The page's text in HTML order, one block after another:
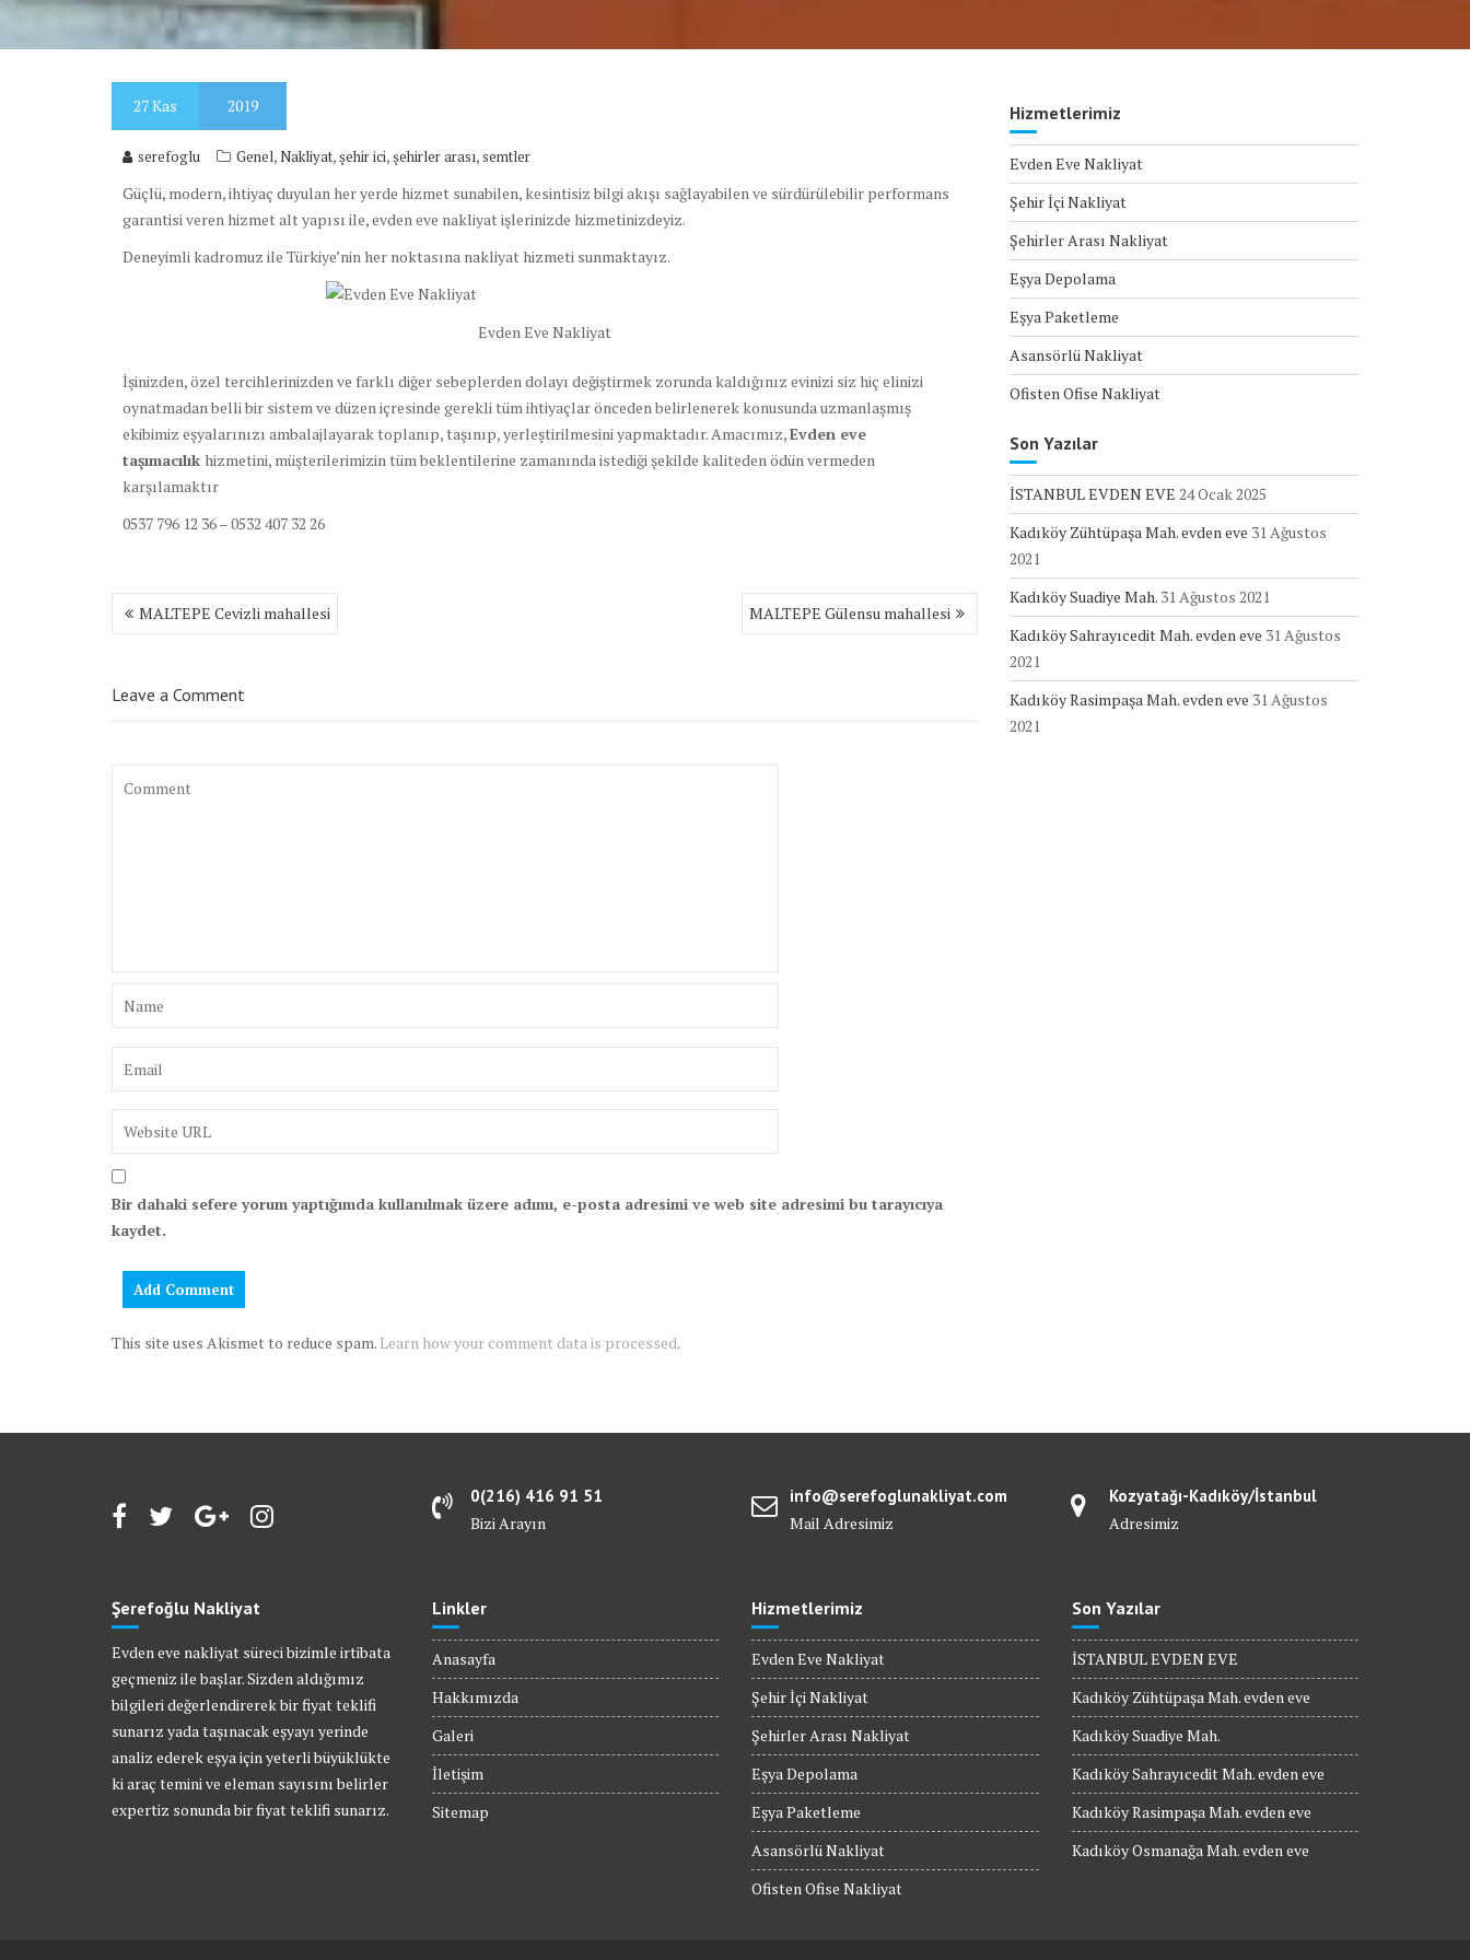
27Kas 2019
serefoglu Genel,Nakliyat,şehir ici,şehirler arası,semtler
Güçlü, modern, ihtiyaç duyulan her yerde hizmet sunabilen, kesintisiz bilgi akışı sağlayabilen ve sürdürülebilir performans
garantisi veren hizmet alt yapısı ile, evden eve nakliyat işlerinizde hizmetinizdeyiz.
Deneyimli kadromuz ile Türkiye’nin her noktasına nakliyat hizmeti sunmaktayız.
Evden Eve Nakliyat
İşinizden, özel tercihlerinizden ve farklı diğer sebeplerden dolayı değiştirmek zorunda kaldığınız evinizi siz hiç elinizi
oynatmadan belli bir sistem ve düzen içresinde gerekli tüm ihtiyaçlar önceden belirlenerek konusunda uzmanlaşmış
ekibimiz eşyalarınızı ambalajlayarak toplanıp, taşınıp, yerleştirilmesini yapmaktadır. Amacımız,Evden eve
taşımacılık hizmetini, müşterilerimizin tüm beklentilerine zamanında istediği şekilde kaliteden ödün vermeden
karşılamaktır
0537 796 12 36 – 0532 407 32 26
Yazı
dolaşımı
MALTEPE Cevizli mahallesi MALTEPE Gülensu mahallesi
Leave a Comment
Bir dahaki sefere yorum yaptığımda kullanılmak üzere adımı, e-posta adresimi ve web site adresimi bu tarayıcıya
kaydet.
This site uses Akismet to reduce spam. Learn how your comment data is processed.
Hizmetlerimiz
Evden Eve Nakliyat
Şehir İçi Nakliyat
Şehirler Arası Nakliyat
Eşya Depolama
Eşya Paketleme
Asansörlü Nakliyat
Ofisten Ofise Nakliyat
Son Yazılar
İSTANBUL EVDEN EVE 24 Ocak 2025
Kadıköy Zühtüpaşa Mah. evden eve 31 Ağustos
2021
Kadıköy Suadiye Mah. 31 Ağustos 2021
Kadıköy Sahrayıcedit Mah. evden eve 31 Ağustos
2021
Kadıköy Rasimpaşa Mah. evden eve 31 Ağustos
2021
0(216) 416 91 51
Bizi Arayın
info@serefoglunakliyat.com
Mail Adresimiz
Kozyatağı-Kadıköy/İstanbul
Adresimiz
Şerefoğlu Nakliyat
Evden eve nakliyat süreci bizimle irtibata
geçmeniz ile başlar. Sizden aldığımız
bilgileri değerlendirerek bir fiyat teklifi
sunarız yada taşınacak eşyayı yerinde
analiz ederek eşya için yeterli büyüklükte
ki araç temini ve eleman sayısını belirler
expertiz sonunda bir fiyat teklifi sunarız.
Linkler
Anasayfa
Hakkımızda
Galeri
İletişim
Sitemap
Hizmetlerimiz
Evden Eve Nakliyat
Şehir İçi Nakliyat
Şehirler Arası Nakliyat
Eşya Depolama
Eşya Paketleme
Asansörlü Nakliyat
Ofisten Ofise Nakliyat
Son Yazılar
İSTANBUL EVDEN EVE
Kadıköy Zühtüpaşa Mah. evden eve
Kadıköy Suadiye Mah.
Kadıköy Sahrayıcedit Mah. evden eve
Kadıköy Rasimpaşa Mah. evden eve
Kadıköy Osmanağa Mah. evden eve